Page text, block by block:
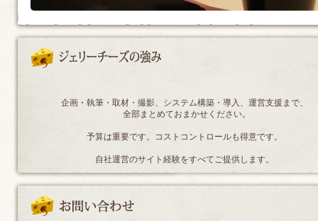
企画・執筆・取材・撮影、システム構築・導入、運営支援まで、
全部まとめておまかせください。
予算は重要です。コストコントロールも得意です。
自社運営のサイト経験をすべてご提供します。